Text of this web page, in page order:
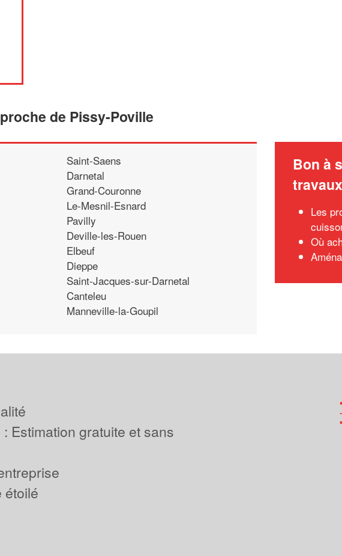
de Pissy-Poville
Saint-Saens
Darnetal
Grand-Couronne
Le-Mesnil-Esnard
Pavilly
Deville-les-Rouen
Elbeuf
Dieppe
Saint-Jacques-sur-Darnetal
Canteleu
Manneville-la-Goupil
Bon à
travaux
Les
Où
Estimation gratuite et sans
étoilé